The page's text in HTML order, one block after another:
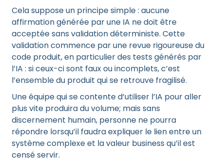
Cela suppose un principe simple : aucune
affirmation générée par une IA ne doit être
acceptée sans validation déterministe. Cette
validation commence par une revue rigoureuse du
code produit, en particulier des tests générés par
l’IA : si ceux-ci sont faux ou incomplets, c’est
l’ensemble du produit qui se retrouve fragilisé.
Une équipe qui se contente d’utiliser l’IA pour aller
plus vite produira du volume; mais sans
discernement humain, personne ne pourra
répondre lorsqu’il faudra expliquer le lien entre un
système complexe et la valeur business qu’il est
censé servir.